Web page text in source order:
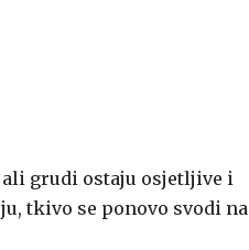
ali grudi ostaju osjetljive i
tkivo se ponovo svodi na